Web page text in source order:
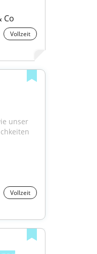
Co
Vollzeit
unser
Vollzeit